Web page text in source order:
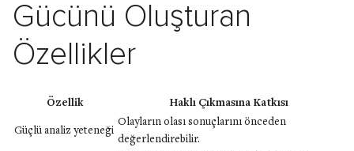
Gücünü Oluşturan
Özellikler
Özellik Haklı Çıkmasına Katkısı
Güçlü analiz yeteneği
Olayların olası sonuçlarını önceden
değerlendirebilir.